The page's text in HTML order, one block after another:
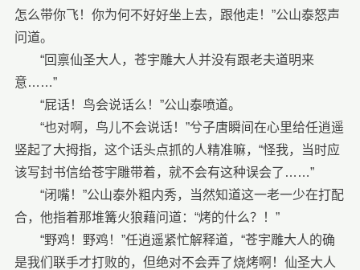
怎么带你飞！你为何不好好坐上去，跟他走！”公山泰怒声
问道。
“回禀仙圣大人，苍宇雕大人并没有跟老夫道明来
意……”
“屁话！鸟会说话么！”公山泰喷道。
“也对啊，鸟儿不会说话！”兮子唐瞬间在心里给任逍遥
竖起了大拇指，这个话头点抓的人精准嘛，“怪我，当时应
该写封书信给苍宇雕带着，就不会有这种误会了……”
“闭嘴！”公山泰外粗内秀，当然知道这一老一少在打配
合，他指着那堆篝火狼藉问道：“烤的什么？！”
“野鸡！野鸡！”任逍遥紧忙解释道，“苍宇雕大人的确
是我们联手才打败的，但绝对不会弄了烧烤啊！仙圣大人